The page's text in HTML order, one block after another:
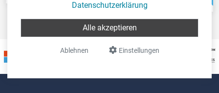
Datenschutzerklärung
Einstellungen
Ablehnen
Alle akzeptieren